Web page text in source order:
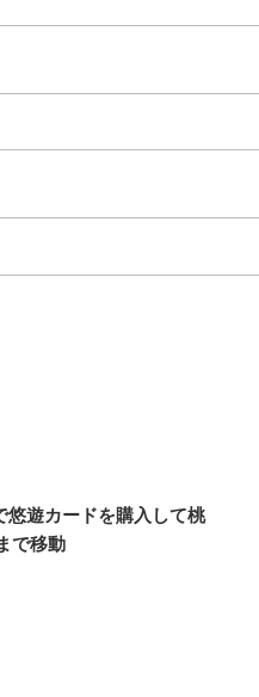
悠遊カードを購入して桃
で移動